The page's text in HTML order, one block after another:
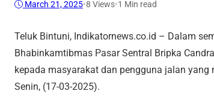
March 21, 2025•8 Views•1 Min read
Teluk Bintuni, Indikatornews.co.id – Dalam
Bhabinkamtibmas Pasar Sentral Bripka
kepada masyarakat dan pengguna jalan
Senin, (17-03-2025).